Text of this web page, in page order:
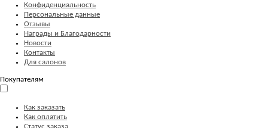
Конфиденциальность
Персональные данные
Отзывы
Награды и Благодарности
Новости
Контакты
Для салонов
Покупателям
Как заказать
Как оплатить
Статус заказа